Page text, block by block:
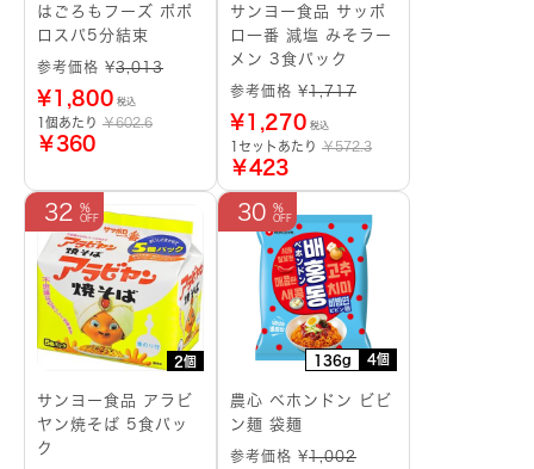
はごろもフーズ ポポ
ロスパ5分結束
参考価格 ¥3,013
¥1,800 税込
1個あたり ￥602.6
￥360
サンヨー食品 サッポ
ロ一番 減塩 みそラー
メン 3食パック
参考価格 ¥1,717
¥1,270 税込
1セットあたり ￥572.3
￥423
2個
32
サンヨー食品 アラビ
ヤン焼そば 5食パッ
ク
136g 4個
30
農心 ベホンドン ビビ
ン麺 袋麺
参考価格 ¥1,002